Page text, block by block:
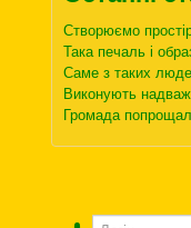
Створюємо
Така печаль і
Саме з таких
Виконують
Громада